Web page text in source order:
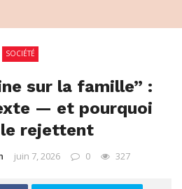
SOCIÉTÉ
sur la famille” :
— et pourquoi
rejettent
juin 7, 2026 0 327